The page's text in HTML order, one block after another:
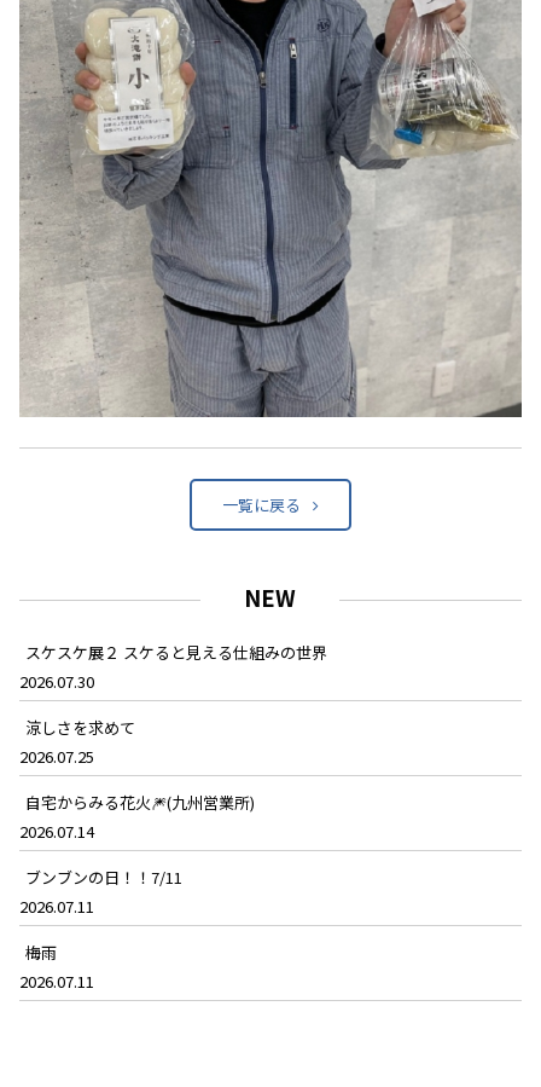
一覧に戻る
NEW
スケスケ展２ スケると見える仕組みの世界
2026.07.30
涼しさを求めて
2026.07.25
自宅からみる花火🎆(九州営業所)
2026.07.14
ブンブンの日！！7/11
2026.07.11
梅雨
2026.07.11